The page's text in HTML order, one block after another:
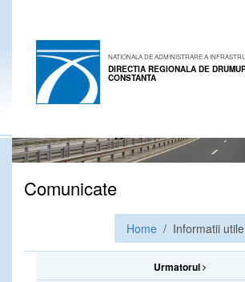
NATIONALA DE ADMINISTRARE A
DIRECTIA REGIONALA DE
CONSTANTA
Comunicate
Home / Informatii utile
Urmatorul